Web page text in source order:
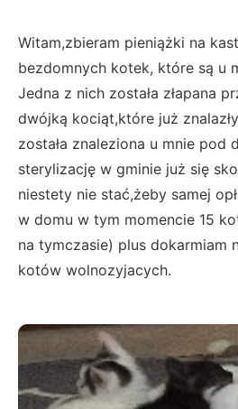
Witam,zbieram pieniążki na
bezdomnych kotek, które są u
Jedna z nich została złapana
dwójką kociąt,które już
została znaleziona u mnie pod
sterylizację w gminie już się
niestety nie stać,żeby samej
w domu w tym momencie 15
na tymczasie) plus dokarmiam
kotów wolnozyjacych.